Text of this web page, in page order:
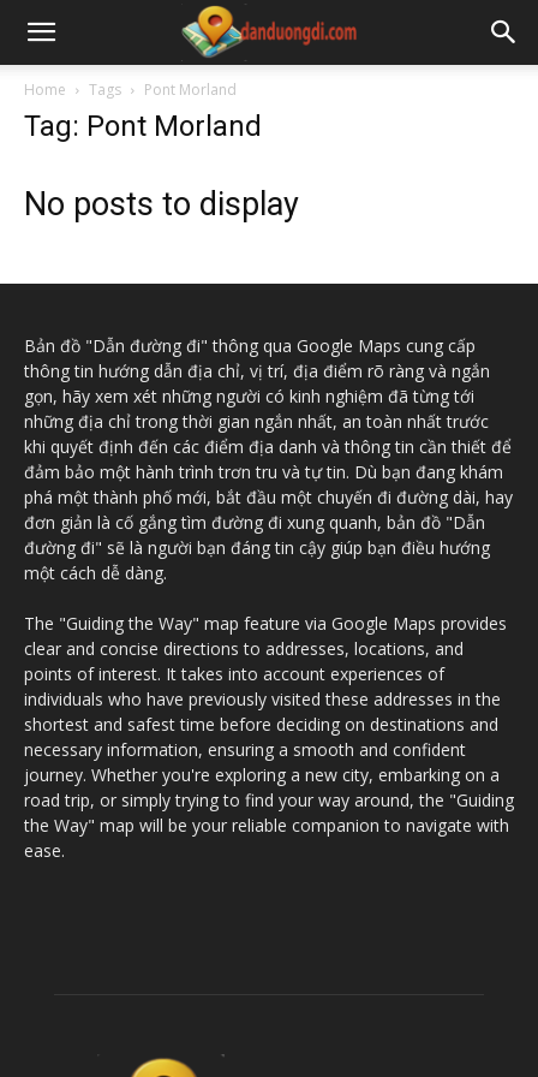
Home Tags Pont Morland
Tag: Pont Morland
No posts to display
Bản đồ "Dẫn đường đi" thông qua Google Maps cung cấp
thông tin hướng dẫn địa chỉ, vị trí, địa điểm rõ ràng và ngắn
gọn, hãy xem xét những người có kinh nghiệm đã từng tới
những địa chỉ trong thời gian ngắn nhất, an toàn nhất trước
khi quyết định đến các điểm địa danh và thông tin cần thiết để
đảm bảo một hành trình trơn tru và tự tin. Dù bạn đang khám
phá một thành phố mới, bắt đầu một chuyến đi đường dài, hay
đơn giản là cố gắng tìm đường đi xung quanh, bản đồ "Dẫn
đường đi" sẽ là người bạn đáng tin cậy giúp bạn điều hướng
một cách dễ dàng.
The "Guiding the Way" map feature via Google Maps provides
clear and concise directions to addresses, locations, and
points of interest. It takes into account experiences of
individuals who have previously visited these addresses in the
shortest and safest time before deciding on destinations and
necessary information, ensuring a smooth and confident
journey. Whether you're exploring a new city, embarking on a
road trip, or simply trying to find your way around, the "Guiding
the Way" map will be your reliable companion to navigate with
ease.